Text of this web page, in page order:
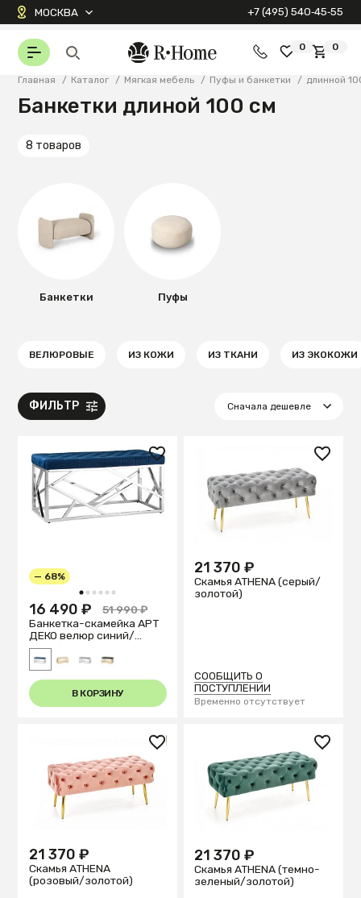
МОСКВА +7 (495) 540‑45‑55
0 0
Главная / Каталог / Мягкая мебель / Пуфы и банкетки / длинной
Банкетки длиной 100 см
8 товаров
Банкетки Пуфы
ВЕЛЮРОВЫЕ ИЗ КОЖИ ИЗ ТКАНИ ИЗ ЭКОКОЖИ
ФИЛЬТР
1 2 3 4 5 6
— 68%
16 490 ₽
51 990 ₽
Банкетка-скамейка АРТ
ДЕКО велюр синий/
серебро
В КОРЗИНУ
21 370 ₽
Скамья ATHENA (серый/
золотой)
СООБЩИТЬ О
ПОСТУПЛЕНИИ
Временно отсутствует
21 370 ₽
Скамья ATHENA
(розовый/золотой)
21 370 ₽
Скамья ATHENA (темно-
зеленый/золотой)